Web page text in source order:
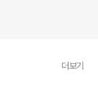
더보기